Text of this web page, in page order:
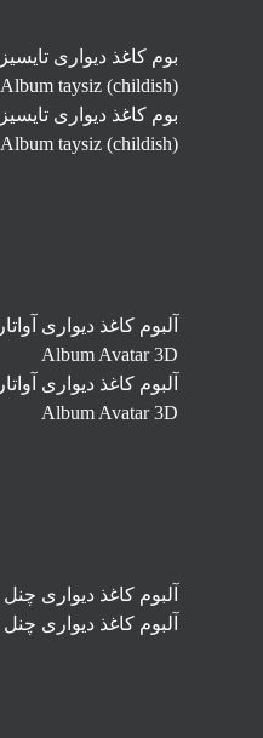
Album taysiz (childish)
Album taysiz (childish)
Album Avatar 3D
Album Avatar 3D
آلبوم کاغذ دیواری چنل Wallpaper Album Chanel
آلبوم کاغذ دیواری چنل Wallpaper Album Chanel